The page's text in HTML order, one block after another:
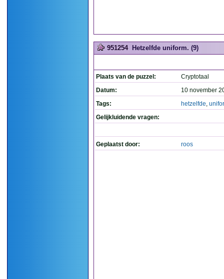
951254 Hetzelfde uniform. (9)
Plaats van de puzzel:
Cryptotaal
Datum:
10 november
Tags:
hetzelfde,
Gelijkluidende vragen:
Geplaatst door: roos